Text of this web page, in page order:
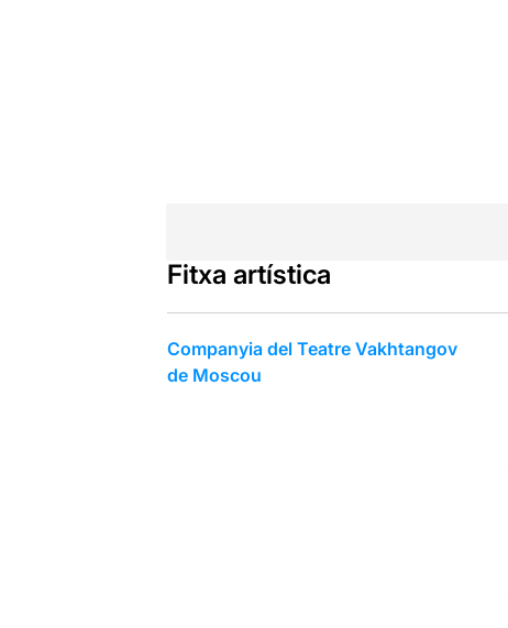
Fitxa artística
Companyia del Teatre Vakhtangov
de Moscou